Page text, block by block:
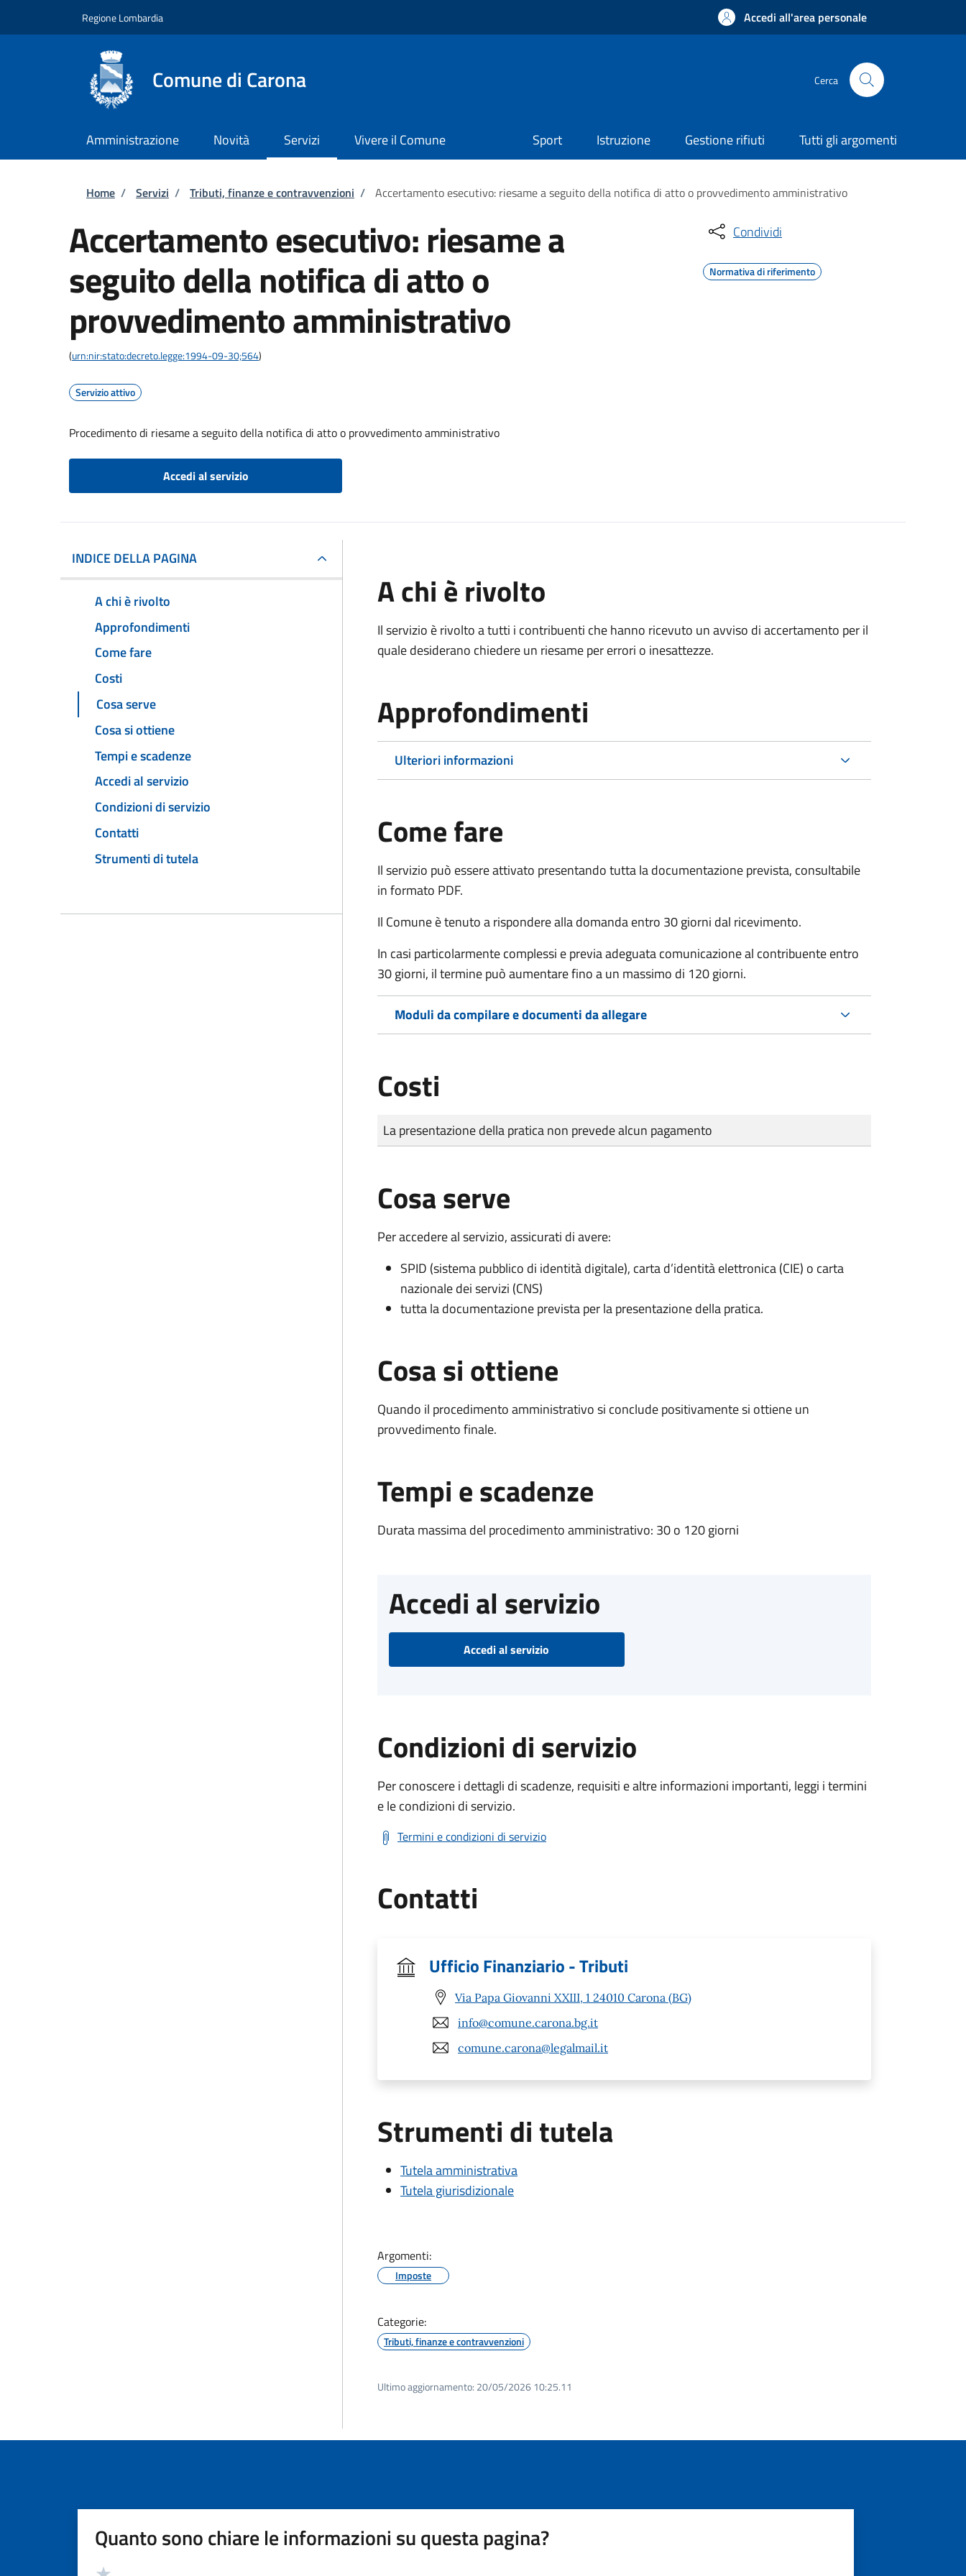
Regione Lombardia Accedi all'area personale
Comune di Carona Cerca
Amministrazione Novità Servizi Vivere il Comune Sport Istruzione Gestione rifiuti Tutti gli argomenti
Briciole di pane
Home / Servizi / Tributi, finanze e contravvenzioni / Accertamento esecutivo: riesame a seguito della notifica di atto o provvedimento amministrativo
Accertamento esecutivo: riesame a
seguito della notifica di atto o
provvedimento amministrativo
(urn:nir:stato:decreto.legge:1994-09-30;564)
Servizio attivo
Procedimento di riesame a seguito della notifica di atto o provvedimento amministrativo
Accedi al servizio
Condividi
Normativa di riferimento
INDICE DELLA PAGINA
A chi è rivolto
Approfondimenti
Come fare
Costi
Cosa serve
Cosa si ottiene
Tempi e scadenze
Accedi al servizio
Condizioni di servizio
Contatti
Strumenti di tutela
A chi è rivolto
Il servizio è rivolto a tutti i contribuenti che hanno ricevuto un avviso di accertamento per il
quale desiderano chiedere un riesame per errori o inesattezze.
Approfondimenti
Ulteriori informazioni
Come fare
Il servizio può essere attivato presentando tutta la documentazione prevista, consultabile
in formato PDF.
Il Comune è tenuto a rispondere alla domanda entro 30 giorni dal ricevimento.
In casi particolarmente complessi e previa adeguata comunicazione al contribuente entro
30 giorni, il termine può aumentare fino a un massimo di 120 giorni.
Moduli da compilare e documenti da allegare
Costi
Tipo di pagamento
Importo
La presentazione della pratica non prevede alcun pagamento
Cosa serve
Per accedere al servizio, assicurati di avere:
SPID (sistema pubblico di identità digitale), carta d’identità elettronica (CIE) o carta
nazionale dei servizi (CNS)
tutta la documentazione prevista per la presentazione della pratica.
Cosa si ottiene
Quando il procedimento amministrativo si conclude positivamente si ottiene un
provvedimento finale.
Tempi e scadenze
Durata massima del procedimento amministrativo: 30 o 120 giorni
Accedi al servizio
Accedi al servizio
Condizioni di servizio
Per conoscere i dettagli di scadenze, requisiti e altre informazioni importanti, leggi i termini
e le condizioni di servizio.
Termini e condizioni di servizio
Contatti
Ufficio Finanziario - Tributi
Via Papa Giovanni XXIII, 1 24010 Carona (BG)
info@comune.carona.bg.it
comune.carona@legalmail.it
Strumenti di tutela
Tutela amministrativa
Tutela giurisdizionale
Argomenti:
Imposte
Categorie:
Tributi, finanze e contravvenzioni
Ultimo aggiornamento: 20/05/2026 10:25.11
Quanto sono chiare le informazioni su questa pagina?
Valutazione